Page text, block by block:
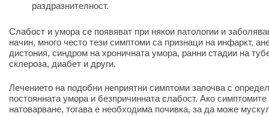
раздразнителност.
Слабост и умора се появяват при някои патологии и
начин, много често тези симптоми са признаци на инфаркт,
дистония, синдром на хроничната умора, ранни стадии на
склероза, диабет и други.
Лечението на подобни неприятни симптоми започва с
постоянната умора и безпричинната слабост. Ако
натоварване, тогава е необходима почивка, за да може